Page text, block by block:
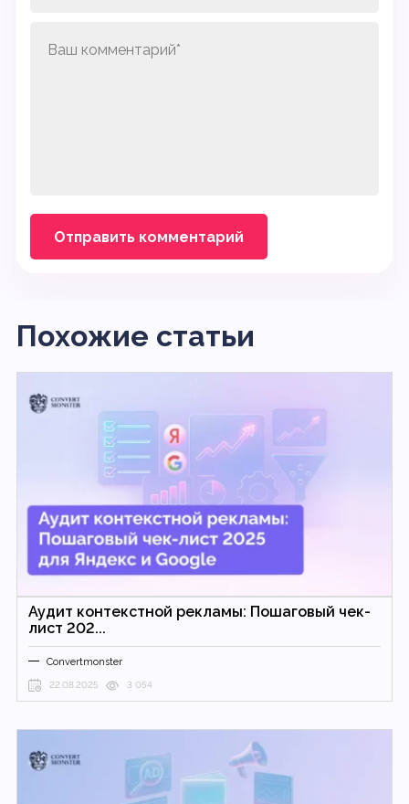
Похожие статьи
Аудит контекстной рекламы: Пошаговый чек-
лист 202...
Convertmonster
22.08.2025 3 054